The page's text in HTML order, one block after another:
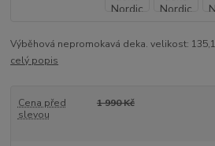
Výběhová nepromokavá deka. velikost:
celý popis
Cena před
slevou
1 990 Kč